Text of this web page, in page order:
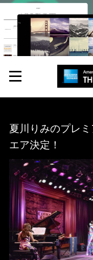
夏川りみのプレ
エア決定！